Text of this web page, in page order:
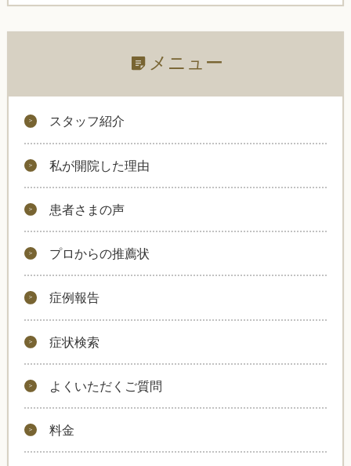
メニュー
スタッフ紹介
私が開院した理由
患者さまの声
プロからの推薦状
症例報告
症状検索
よくいただくご質問
料金